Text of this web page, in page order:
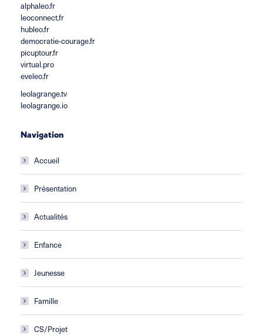
alphaleo.fr
leoconnect.fr
hubleo.fr
democratie-courage.fr
picuptour.fr
virtual.pro
eveleo.fr
leolagrange.tv
leolagrange.io
Navigation
Accueil
Présentation
Actualités
Enfance
Jeunesse
Famille
CS/Projet